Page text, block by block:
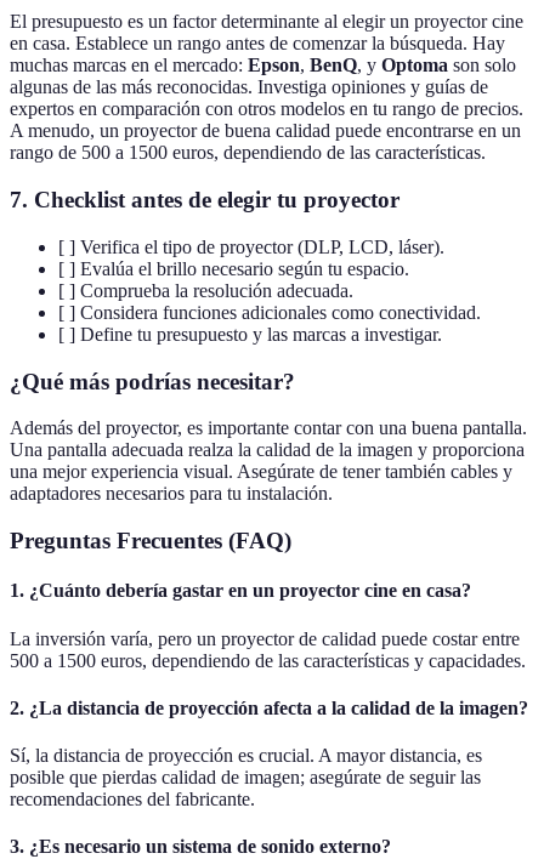
El presupuesto es un factor determinante al elegir un proyector cine
en casa. Establece un rango antes de comenzar la búsqueda. Hay
muchas marcas en el mercado: Epson, BenQ, y Optoma son solo
algunas de las más reconocidas. Investiga opiniones y guías de
expertos en comparación con otros modelos en tu rango de precios.
A menudo, un proyector de buena calidad puede encontrarse en un
rango de 500 a 1500 euros, dependiendo de las características.
7. Checklist antes de elegir tu proyector
[ ] Verifica el tipo de proyector (DLP, LCD, láser).
[ ] Evalúa el brillo necesario según tu espacio.
[ ] Comprueba la resolución adecuada.
[ ] Considera funciones adicionales como conectividad.
[ ] Define tu presupuesto y las marcas a investigar.
¿Qué más podrías necesitar?
Además del proyector, es importante contar con una buena pantalla.
Una pantalla adecuada realza la calidad de la imagen y proporciona
una mejor experiencia visual. Asegúrate de tener también cables y
adaptadores necesarios para tu instalación.
Preguntas Frecuentes (FAQ)
1. ¿Cuánto debería gastar en un proyector cine en casa?
La inversión varía, pero un proyector de calidad puede costar entre
500 a 1500 euros, dependiendo de las características y capacidades.
2. ¿La distancia de proyección afecta a la calidad de la imagen?
Sí, la distancia de proyección es crucial. A mayor distancia, es
posible que pierdas calidad de imagen; asegúrate de seguir las
recomendaciones del fabricante.
3. ¿Es necesario un sistema de sonido externo?